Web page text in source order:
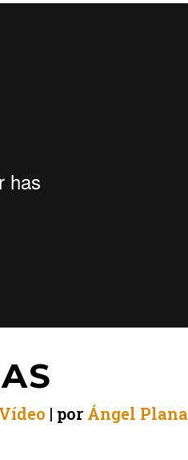
Vídeo por Ángel Plana